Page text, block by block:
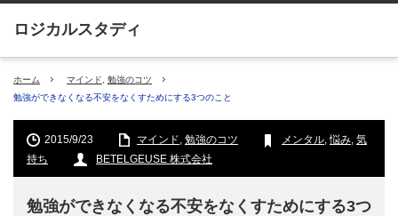
ホーム マインド
勉強のコツ
勉強ができなくなる不安をなくすためにする3つのこと
2015/9/23 マインド, 勉強のコツ メンタル,悩み, 気
持ち
BETELGEUSE 株式会社
勉強ができなくなる不安をなくすためにする3つ